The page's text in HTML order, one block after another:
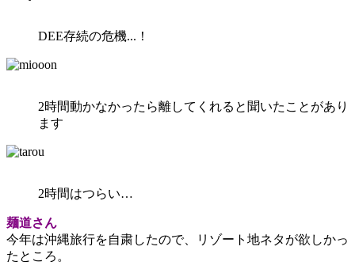
DEE存続の危機...！
2時間動かなかったら離してくれると聞いたことがあり
ます
2時間はつらい…
麺道さん
今年は沖縄旅行を自粛したので、リゾート地ネタが欲しかっ
たところ。